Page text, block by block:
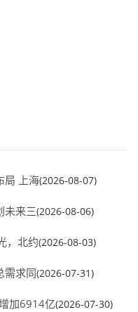
局 上海(2026-08-07)
未来三(2026-08-06)
，北约(2026-08-03)
需求同(2026-07-31)
加6914亿(2026-07-30)